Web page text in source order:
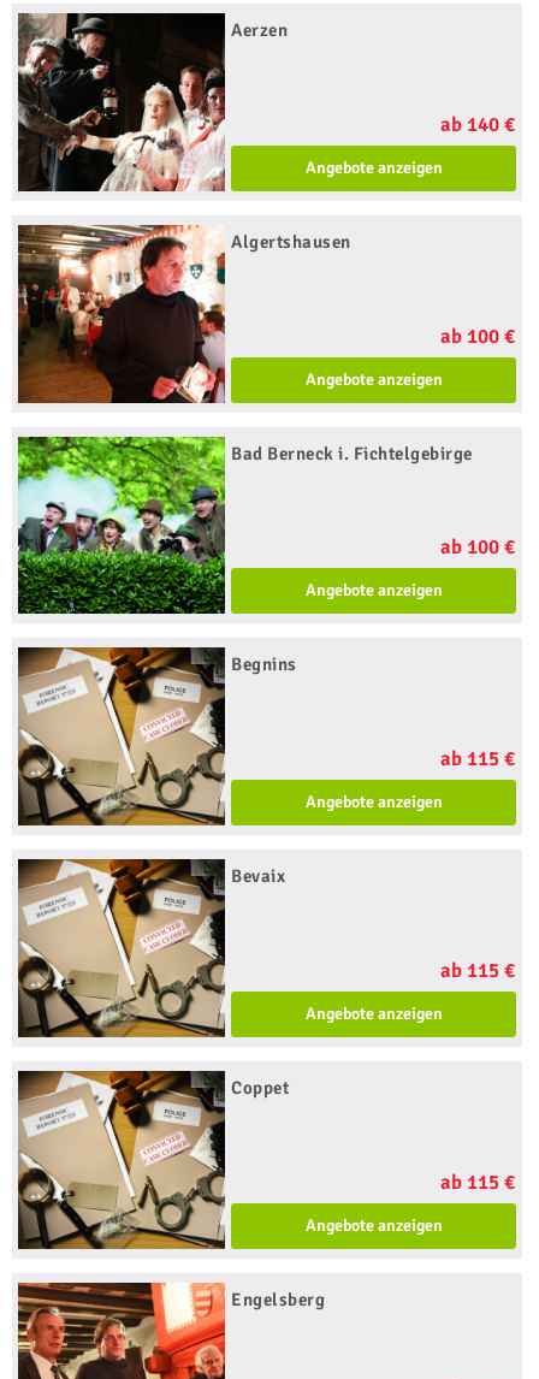
Aerzen
ab 140 €
Angebote anzeigen
Algertshausen
ab 100 €
Angebote anzeigen
Bad Berneck i. Fichtelgebirge
ab 100 €
Angebote anzeigen
Begnins
ab 115 €
Angebote anzeigen
Bevaix
ab 115 €
Angebote anzeigen
Coppet
ab 115 €
Angebote anzeigen
Engelsberg